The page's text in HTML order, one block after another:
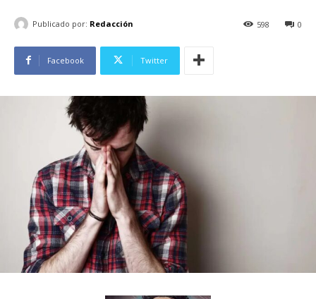
Publicado por: Redacción 0
598
Facebook Twitter